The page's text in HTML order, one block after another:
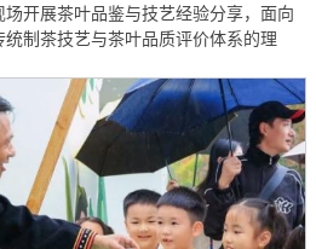
开展茶叶品鉴与技艺经验分享，面向
制茶技艺与茶叶品质评价体系的理